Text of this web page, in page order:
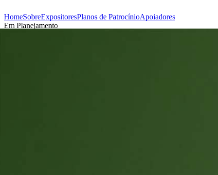
HomeSobreExpositoresPlanos de PatrocínioApoiadores
Em Planejamento